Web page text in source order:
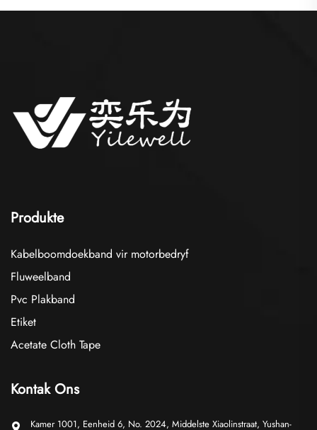
Produkte
Kabelboomdoekband vir motorbedryf
Fluweelband
Pvc Plakband
Etiket
Acetate Cloth Tape
Kontak Ons
Kamer 1001, Eenheid 6, No. 2024, Middelste Xiaolinstraat, Yushan-